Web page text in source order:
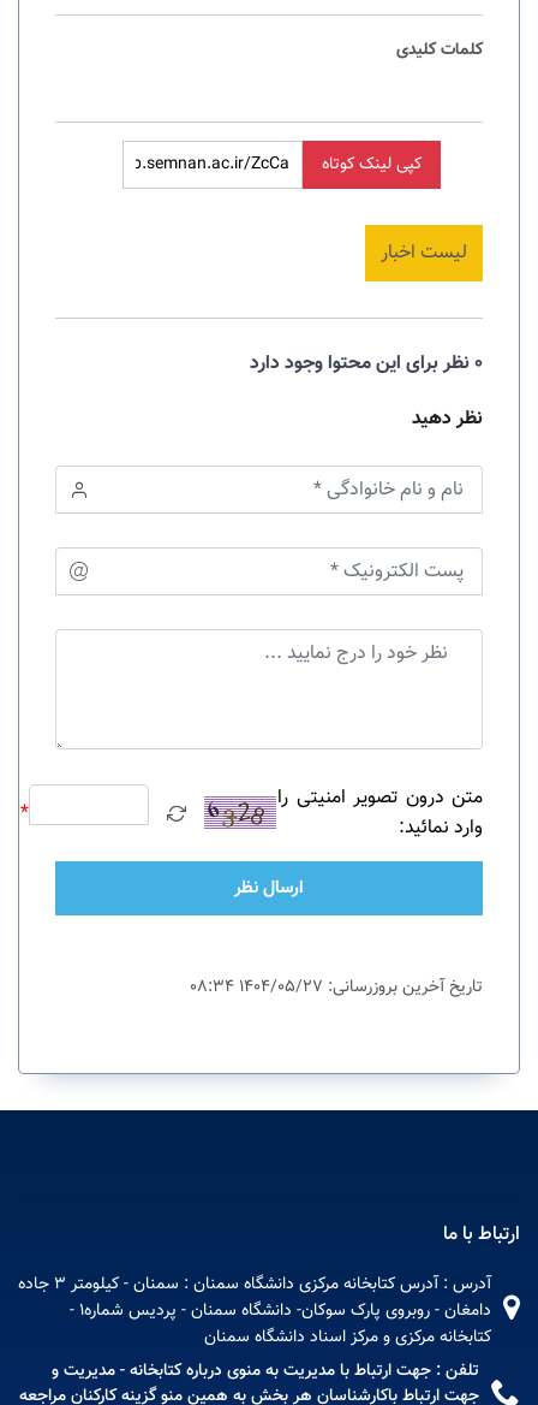
کلمات کلیدی
کپی لینک کوتاه
لیست اخبار
0 نظر برای این محتوا وجود دارد
نظر دهید
متن درون تصویر امنیتی را
وارد نمائید:
*
ارسال نظر
تاریخ آخرین بروزرسانی: 1404/05/27 08:34
ارتباط با ما
آدرس : آدرس کتابخانه مرکزی دانشگاه سمنان : سمنان - کیلومتر 3 جاده
دامغان - روبروی پارک سوکان- دانشگاه سمنان - پردیس شماره1 -
کتابخانه مرکزی و مرکز اسناد دانشگاه سمنان
تلفن : جهت ارتباط با مدیریت به منوی درباره کتابخانه - مدیریت و
جهت ارتباط باکارشناسان هر بخش به همین منو گزینه کارکنان مراجعه